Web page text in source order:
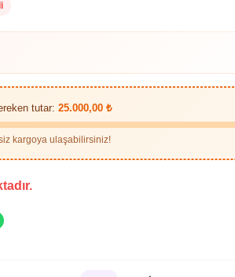
tutar:25.000,00 ₺
kargoya ulaşabilirsiniz!